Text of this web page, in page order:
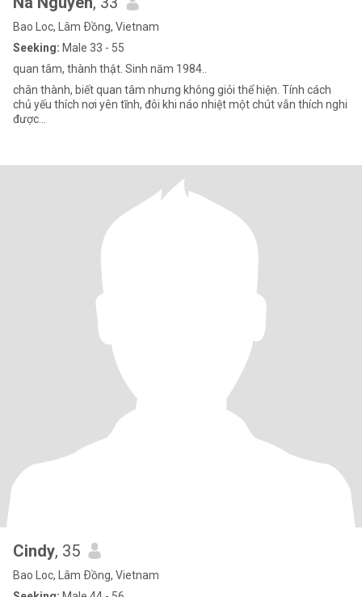
Bao Loc, Lâm Ðồng, Vietnam
Seeking: Male 33 - 55
quan tâm, thành thật. Sinh năm 1984..
chân thành, biết quan tâm nhưng không giỏi thể hiện. Tính cách
chủ yếu thích nơi yên tĩnh, đôi khi náo nhiệt một chút vẫn thích nghi
được...
Cindy, 35
Bao Loc, Lâm Ðồng, Vietnam